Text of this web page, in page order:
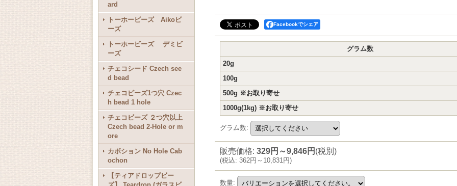
ard
トーホービーズ Aikoビ
ーズ
トーホービーズ デミビ
ーズ
チェコシード Czech see
d bead
チェコビーズ1つ穴 Czec
h bead 1 hole
チェコビーズ ２つ穴以上
Czech bead 2-Hole or m
ore
カボション No Hole Cab
ochon
【ティアドロップビー
Facebookでシェア
グラム数
20g
100g
500g ※お取り寄せ
1000g(1kg) ※お取り寄せ
グラム数:
販売価格: 329円～9,846円 (税別)
(税込: 362円～10,831円)
数量: